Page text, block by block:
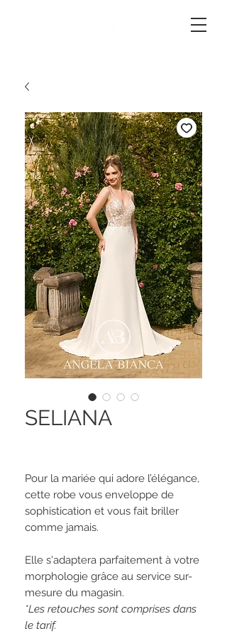
SELIANA
Pour la mariée qui adore l’élégance,
cette robe vous enveloppe de
sophistication et vous fait briller
comme jamais.
Elle s'adaptera parfaitement à votre
morphologie grâce au service sur-
mesure du magasin.
*Les retouches sont comprises dans
le tarif.